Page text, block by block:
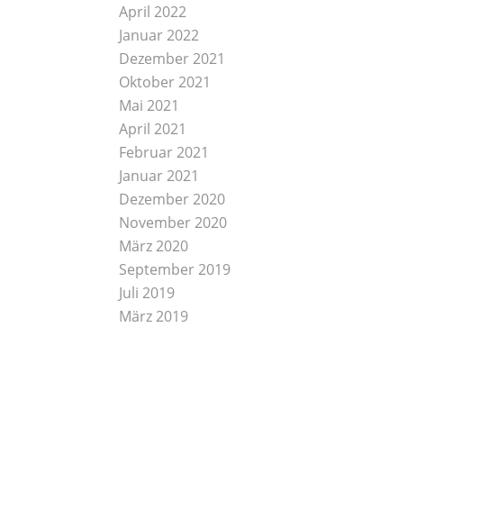
April 2022
Januar 2022
Dezember 2021
Oktober 2021
Mai 2021
April 2021
Februar 2021
Januar 2021
Dezember 2020
November 2020
März 2020
September 2019
Juli 2019
März 2019